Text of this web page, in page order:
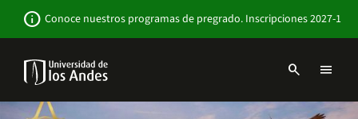
contenido
info Conoce nuestros programas de pregrado. Inscripciones 2027-1
Navbar
search menu